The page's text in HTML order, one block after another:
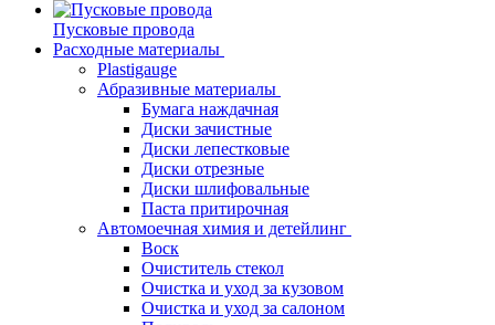
Пусковые провода
Расходные материалы
Plastigauge
Абразивные материалы
Бумага наждачная
Диски зачистные
Диски лепестковые
Диски отрезные
Диски шлифовальные
Паста притирочная
Автомоечная химия и детейлинг
Воск
Очиститель стекол
Очистка и уход за кузовом
Очистка и уход за салоном